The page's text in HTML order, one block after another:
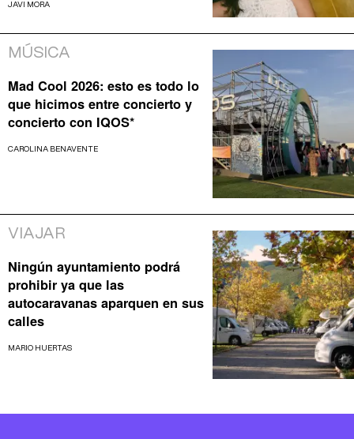
JAVI MORA
MÚSICA
Mad Cool 2026: esto es todo lo
que hicimos entre concierto y
concierto con IQOS*
CAROLINA BENAVENTE
VIAJAR
Ningún ayuntamiento podrá
prohibir ya que las
autocaravanas aparquen en sus
calles
MARIO HUERTAS